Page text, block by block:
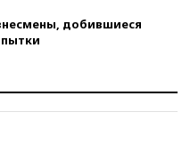
добившиеся